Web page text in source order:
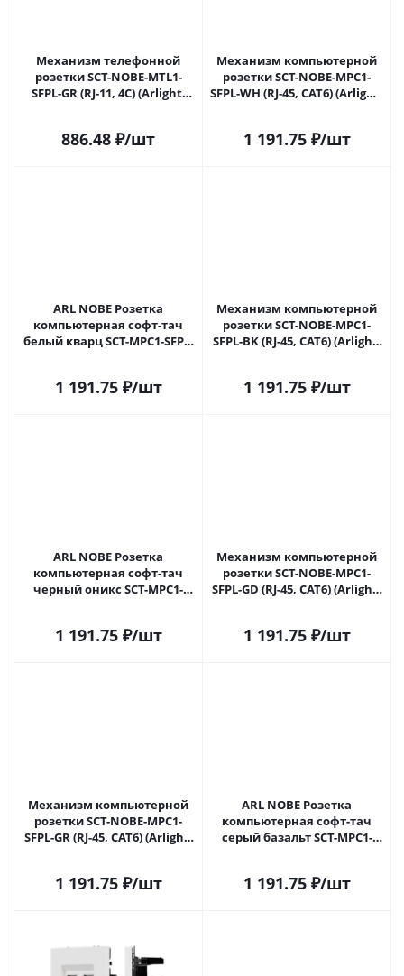
Механизм телефонной
розетки SCT-NOBE-MTL1-
SFPL-GR (RJ-11, 4C) (Arlight,
886.48 ₽/шт
Механизм компьютерной
розетки SCT-NOBE-MPC1-
SFPL-WH (RJ-45, CAT6) (Arlight,
1 191.75₽/шт
ARL NOBE Розетка
компьютерная софт-тач
белый кварц SCT-MPC1-SFPL-
1 191.75₽/шт
Механизм компьютерной
розетки SCT-NOBE-MPC1-
SFPL-BK (RJ-45, CAT6) (Arlight,
1 191.75₽/шт
ARL NOBE Розетка
компьютерная софт-тач
черный оникс SCT-MPC1-
1 191.75₽/шт
Механизм компьютерной
розетки SCT-NOBE-MPC1-
SFPL-GD (RJ-45, CAT6) (Arlight,
1 191.75₽/шт
Механизм компьютерной
розетки SCT-NOBE-MPC1-
SFPL-GR (RJ-45, CAT6) (Arlight,
1 191.75₽/шт
ARL NOBE Розетка
компьютерная софт-тач
серый базальт SCT-MPC1-
1 191.75₽/шт